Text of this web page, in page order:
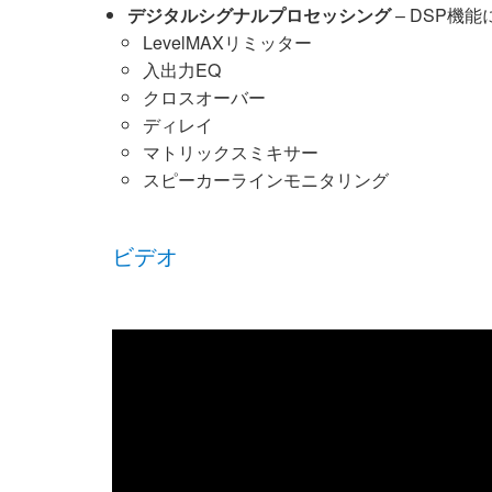
デジタルシグナルプロセッシング– DSP機能
LevelMAXリミッター
入出力EQ
クロスオーバー
ディレイ
マトリックスミキサー
スピーカーラインモニタリング
ビデオ